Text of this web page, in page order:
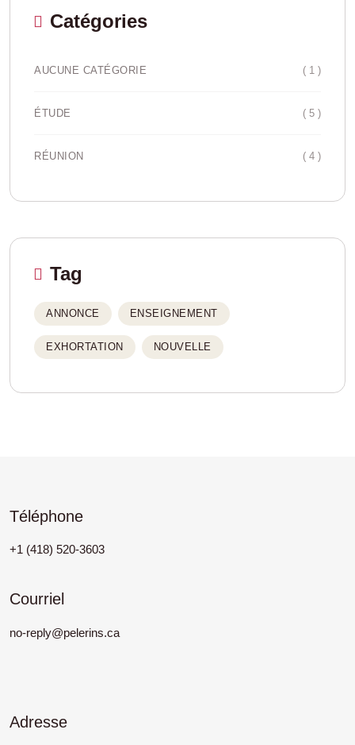
Catégories
AUCUNE CATÉGORIE ( 1 )
ÉTUDE ( 5 )
RÉUNION ( 4 )
Tag
ANNONCE ENSEIGNEMENT
EXHORTATION NOUVELLE
Téléphone
+1 (418) 520-3603
Courriel
no-reply@pelerins.ca
Adresse